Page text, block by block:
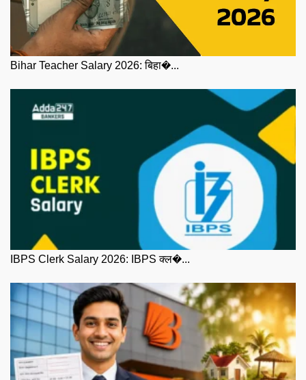
Bihar Teacher Salary 2026: बिहा�...
IBPS Clerk Salary 2026: IBPS क्ल�...